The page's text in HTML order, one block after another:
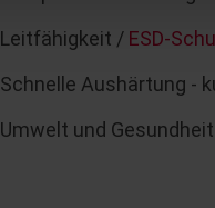
Leitfähigkeit / ESD-
Schnelle Aushärtung -
Umwelt und Gesundheit